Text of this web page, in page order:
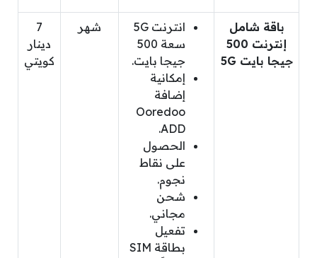
باقة شامل
إنترنت 500
جيجا بايت 5G
انترنت 5G
سعة 500
جيجا بايت.
إمكانية
إضافة
Ooredoo
ADD.
الحصول
على نقاط
نجوم.
شحن
مجاني.
تفعيل
بطاقة SIM
شهر
7
دينار
كويتي